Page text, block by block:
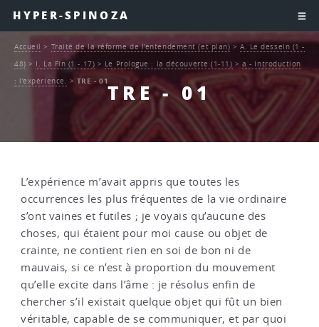
HYPER-SPINOZA
TRE - 01
Accueil > Traité de la réforme de l’entendement (et plan)>A. Le dessein (1 -
48) > I. La Fin (1 - 17) > Le Prologue : la découverte (1-11) >a - Introduction
: l’expérience.
> TRE - 01
L’expérience m’avait appris que toutes les
occurrences les plus fréquentes de la vie ordinaire
s’ont vaines et futiles ; je voyais qu’aucune des
choses, qui étaient pour moi cause ou objet de
crainte, ne contient rien en soi de bon ni de
mauvais, si ce n’est à proportion du mouvement
qu’elle excite dans l’âme : je résolus enfin de
chercher s’il existait quelque objet qui fût un bien
véritable, capable de se communiquer, et par quoi